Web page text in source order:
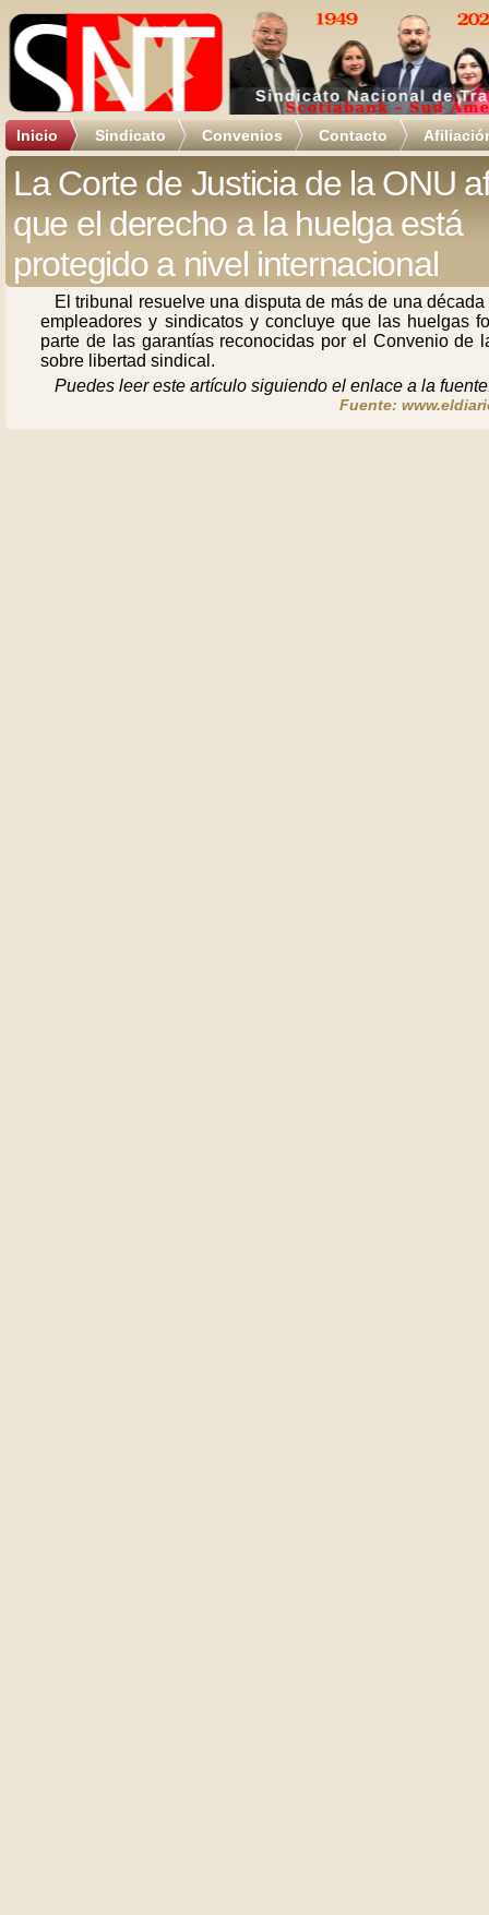
Inicio Sindicato Convenios Contacto
La Corte de Justicia de la ONU
que el derecho a la huelga está
protegido a nivel internacional
El tribunal resuelve una disputa de más de una década
empleadores y sindicatos y concluye que las huelgas
parte de las garantías reconocidas por el Convenio de
sobre libertad sindical.
Puedes leer este artículo siguiendo el enlace a la
Fuente: